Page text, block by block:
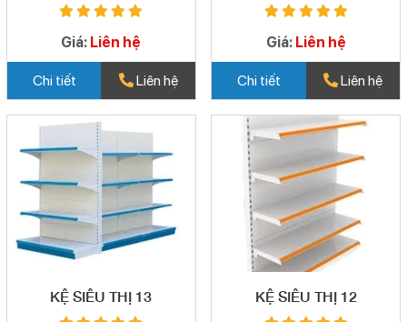
Giá: Liên hệ
Chi tiết Liên hệ
Giá: Liên hệ
Chi tiết Liên hệ
KỆ SIÊU THỊ 13 KỆ SIÊU THỊ 12